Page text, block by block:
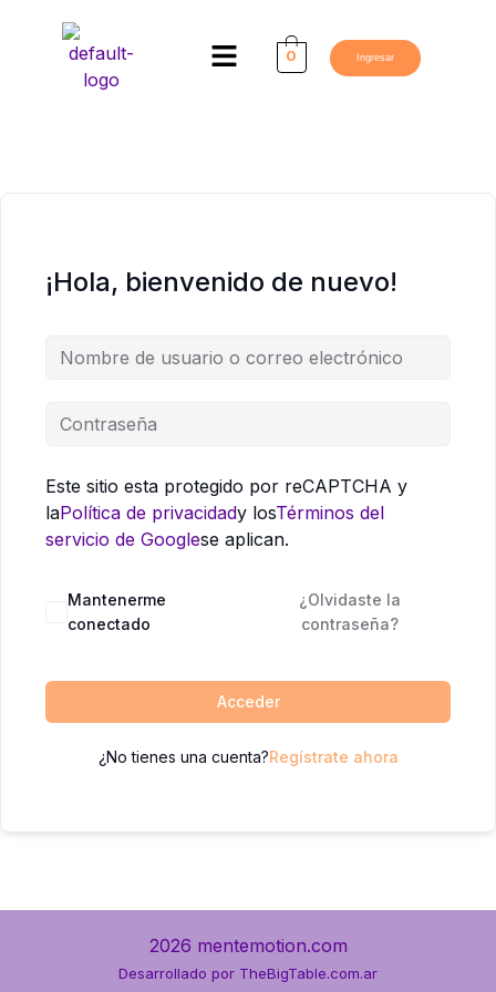
contenido
Menú 0 Ingresar
¡Hola, bienvenido de nuevo!
Este sitio esta protegido por reCAPTCHA y
laPolítica de privacidady losTérminos del
servicio de Googlese aplican.
Mantenerme
conectado
¿Olvidaste la
contraseña?
Acceder
¿No tienes una cuenta?Regístrate ahora
2026 mentemotion.com
Desarrollado por TheBigTable.com.ar